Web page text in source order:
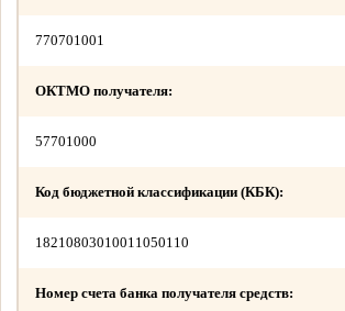
770701001
ОКТМО получателя:
57701000
Код бюджетной классификации (КБК):
18210803010011050110
Номер счета банка получателя средств: